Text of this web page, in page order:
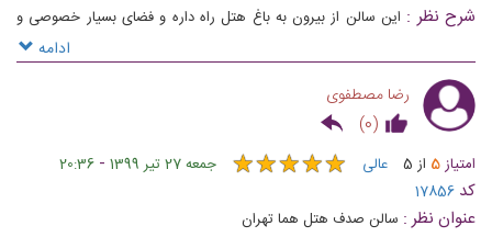
شرح نظر : این سالن از بیرون به باغ هتل راه داره و فضای بسیار خصوصی و
خوبی داره ضمن اینکه اگر مهمانهای شما بخوان از فضای کنار استخر و فضای سبز
ادامه
رضا مصطفوی
(
0
)
امتیاز5 از 5 عالی ★★★★★
★★★★★ جمعه 27 تیر 1399 -
20:36
کد 17856
عنوان نظر : سالن صدف هتل هما تهران